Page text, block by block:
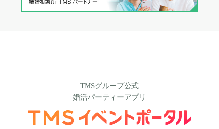
TMSグループ公式
婚活パーティーアプリ